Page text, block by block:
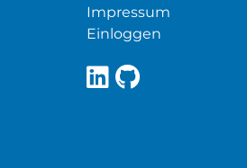
Impressum
Einloggen